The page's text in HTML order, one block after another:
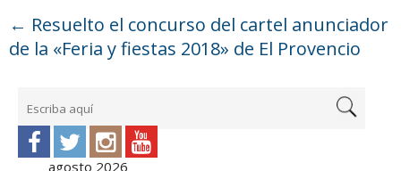
← Resuelto el concurso del cartel anunciador
de la «Feria y fiestas 2018» de El Provencio
agosto 2026